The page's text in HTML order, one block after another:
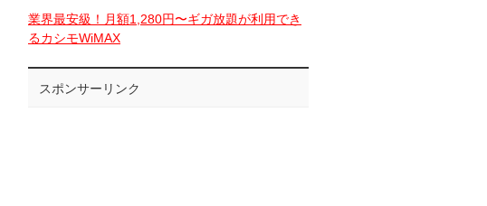
業界最安級！月額1,280円〜ギガ放題が利用でき
るカシモWiMAX
スポンサーリンク